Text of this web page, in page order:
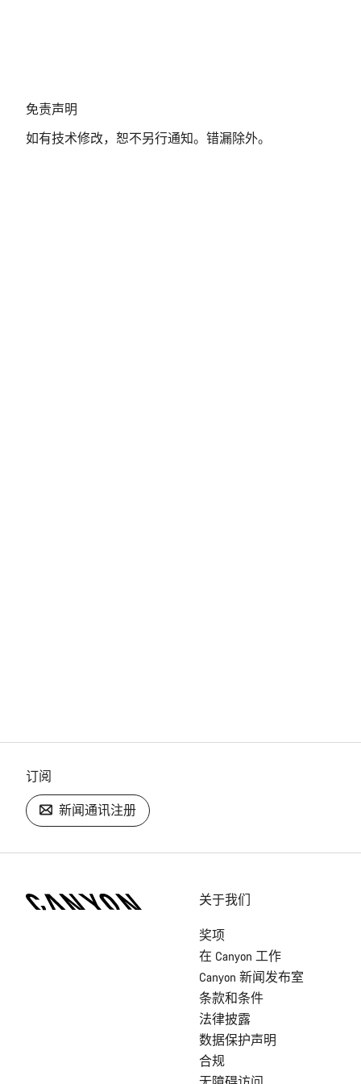
免
声
免责声明
如有技术修改，恕不另行通知。错漏除外。
订阅
新闻通讯注册
关于我们
奖项
在 Canyon 工作
Canyon 新闻发布室
条款和条件
法律披露
数据保护声明
合规